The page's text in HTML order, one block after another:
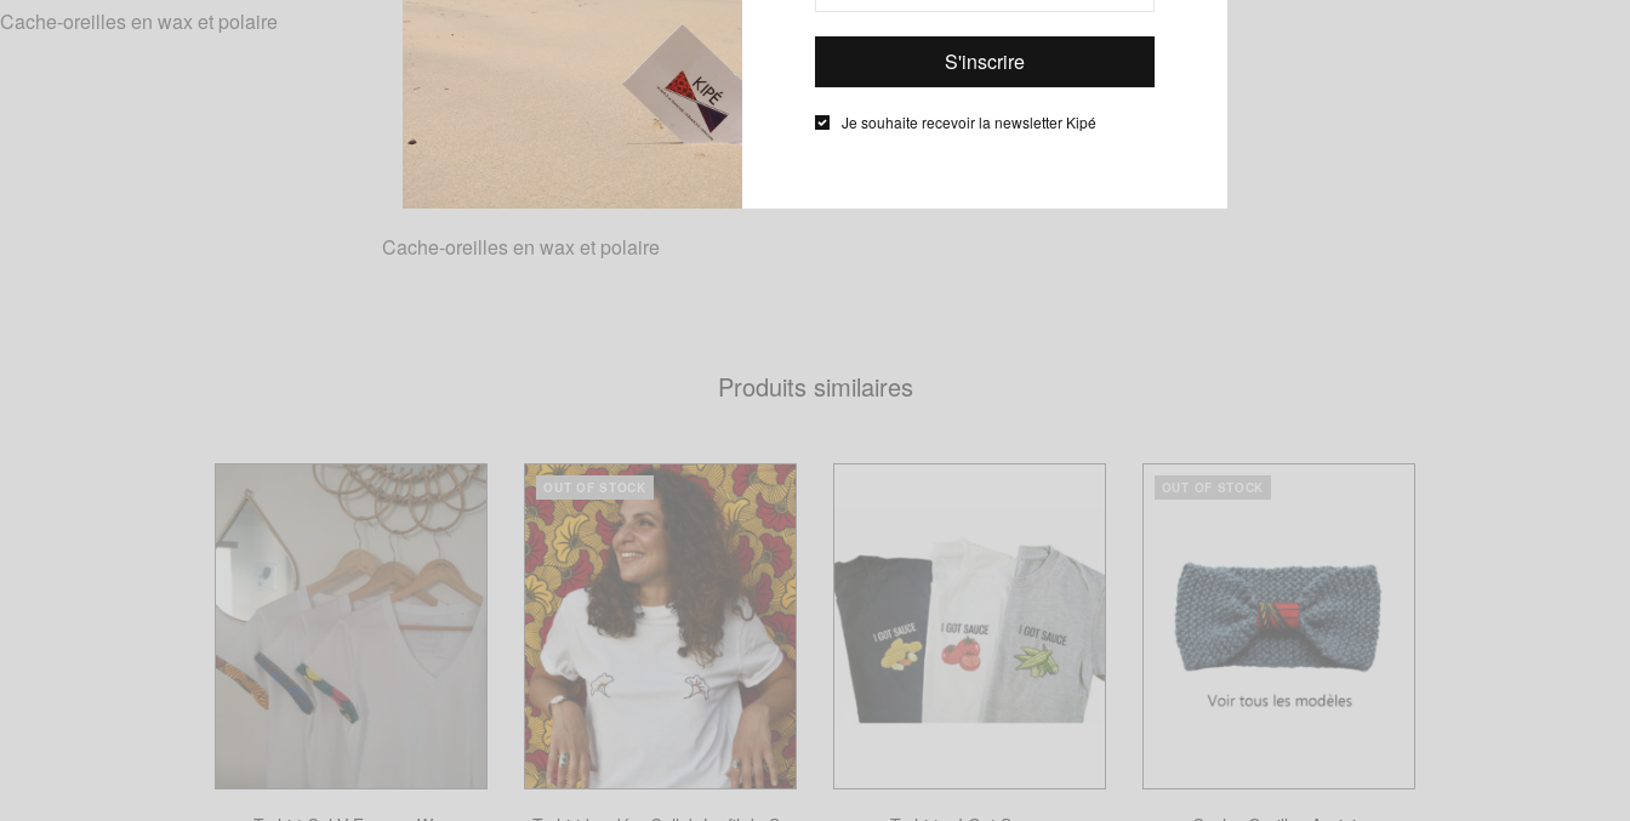
Je souhaite recevoir la newsletter Kipé
Cache-oreilles en wax et polaire
Description
Cache-oreilles en wax et polaire
Produits similaires
OUT OF STOCK OUT OF STOCK